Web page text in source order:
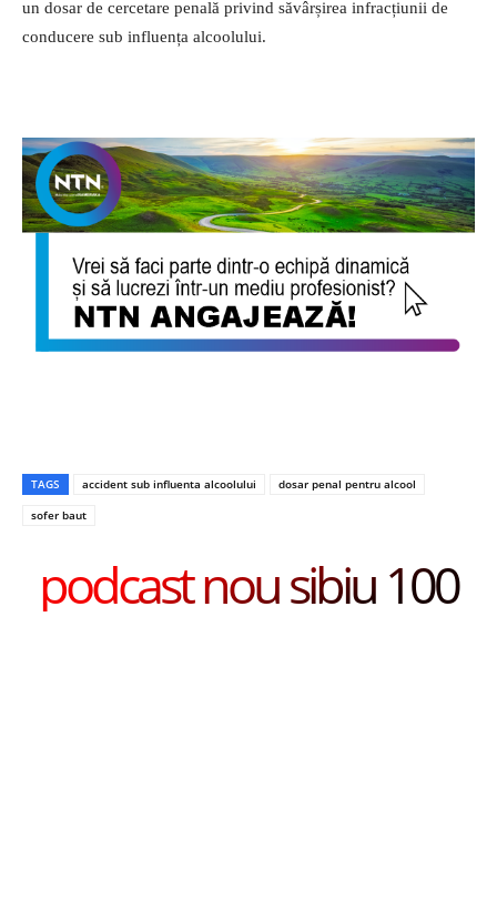
un dosar de cercetare penală privind săvârșirea infracțiunii de
conducere sub influența alcoolului.
TAGS accident sub influenta alcoolului
dosar penal pentru alcool
sofer baut
podcast nou sibiu 100